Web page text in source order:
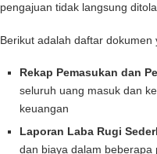
pengajuan tidak langsung
Berikut adalah daftar dokumen
Rekap Pemasukan dan
seluruh uang masuk dan
keuangan
Laporan Laba Rugi
dan biaya dalam beberapa